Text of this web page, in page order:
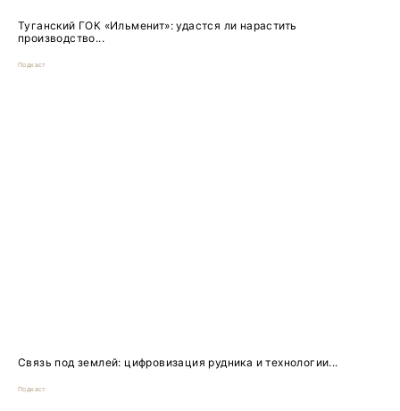
Туганский ГОК «Ильменит»: удастся ли нарастить
производство...
Подкаст
Связь под землей: цифровизация рудника и технологии...
Подкаст